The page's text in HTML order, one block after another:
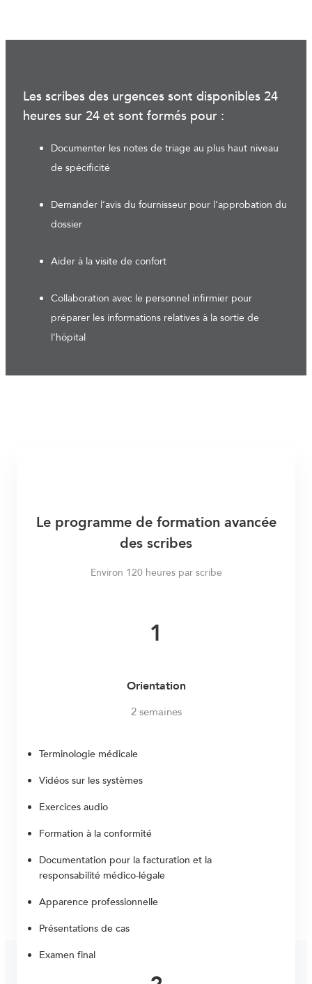
Les scribes des urgences sont disponibles 24
heures sur 24 et sont formés pour :
Documenter les notes de triage au plus haut niveau
de spécificité
Demander l’avis du fournisseur pour l’approbation du
dossier
Aider à la visite de confort
Collaboration avec le personnel infirmier pour
préparer les informations relatives à la sortie de
l’hôpital
Le programme de formation avancée
des scribes
Environ 120 heures par scribe
1
Orientation
2 semaines
Terminologie médicale
Vidéos sur les systèmes
Exercices audio
Formation à la conformité
Documentation pour la facturation et la
responsabilité médico-légale
Apparence professionnelle
Présentations de cas
Examen final